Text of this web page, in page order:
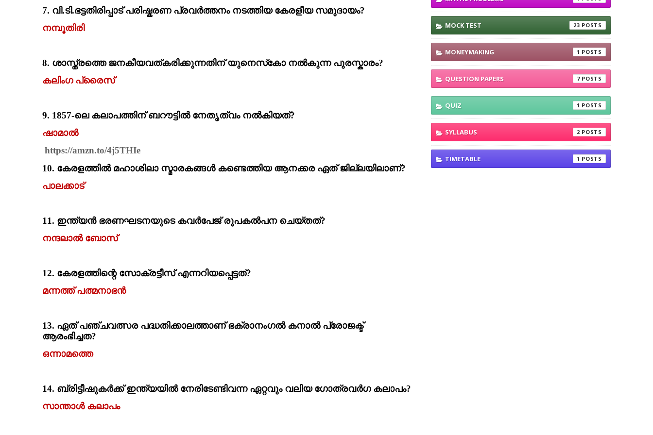
7. വി.ടി.ഭട്ടതിരിപ്പാട്‌ പരിഷ്കരണ പ്രവര്‍ത്തനം നടത്തിയ കേരളീയ സമുദായം?
നമ്പൂതിരി
8. ശാസ്ത്രത്തെ ജനകീയവത്കരിക്കുന്നതിന്‌ യുനെസ്‌കോ നല്‍കുന്ന പുരസ്കാരം?
കലിംഗ പ്രൈസ്‌
9. 1857-ലെ കലാപത്തിന്‌ ബറൗട്ടിൽ നേതൃത്വം നല്‍കിയത്‌?
ഷാമാല്‍
https://amzn.to/4j5THIe
10. കേരളത്തില്‍ മഹാശിലാ സ്മാരകങ്ങള്‍ കണ്ടെത്തിയ ആനക്കര ഏത്‌ ജില്ലയിലാണ്‌?
പാലക്കാട്‌
11. ഇന്ത്യന്‍ ഭരണഘടനയുടെ കവര്‍പേജ്‌ രൂപകല്‍പന ചെയ്തത്‌?
നന്ദലാല്‍ ബോസ്‌
12. കേരളത്തിന്റെ സോക്രട്ടീസ്‌ എന്നറിയപ്പെട്ടത്‌?
മന്നത്ത്‌ പത്മനാഭന്‍
13. ഏത്‌ പഞ്ചവത്സര പദ്ധതിക്കാലത്താണ്‌ ഭക്രാനംഗൽ കനാല്‍ പ്രോജക്ട്‌
ആരംഭിച്ചത?
ഒന്നാമത്തെ
14. ബ്രിട്ടീഷുകര്‍ക്ക്‌ ഇന്ത്യയില്‍ നേരിടേണ്ടിവന്ന ഏറ്റവും വലിയ ഗോത്രവര്‍ഗ കലാപം?
സാന്താള്‍ കലാപം
MOCK TEST 23
MONEYMAKING 1
QUESTION PAPERS 7
QUIZ 1
SYLLABUS 2
TIMETABLE 1